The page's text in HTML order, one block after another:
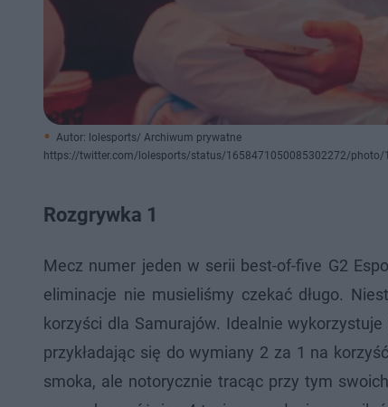
Autor: lolesports/ Archiwum prywatne
https://twitter.com/lolesports/status/1658471050085302272/photo/1
Rozgrywka 1
Mecz numer jeden w serii best-of-five G2
eliminacje nie musieliśmy czekać długo.
korzyści dla Samurajów. Idealnie
przykładając się do wymiany 2 za 1 na
smoka, ale notorycznie tracąc przy tym